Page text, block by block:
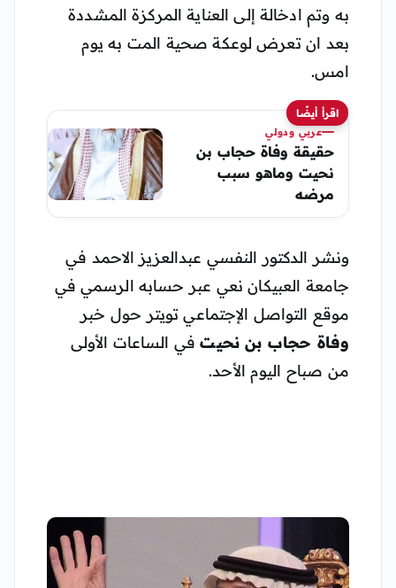
به وتم ادخالة إلى العناية المركزة المشددة
بعد ان تعرض لوعكة صحية المت به يوم
امس.
اقرأ أيضًا
عربي ودولي
حقيقة وفاة حجاب بن
نحيت وماهو سبب
مرضه
ونشر الدكتور النفسي عبدالعزيز الاحمد في
جامعة العبيكان نعي عبر حسابه الرسمي في
موقع التواصل الإجتماعي تويتر حول خبر
وفاة حجاب بن نحيتفي الساعات الأولى
من صباح اليوم الأحد.